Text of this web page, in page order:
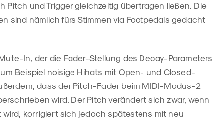
Pitch und Trigger gleichzeitig übertragen ließen. Die
sind nämlich fürs Stimmen via Footpedals gedacht
In, der die Fader-Stellung des Decay-Parameters
Beispiel noisige Hihats mit Open- und Closed-
dass der Pitch-Fader beim MIDI-Modus-2
wird. Der Pitch verändert sich zwar, wenn
korrigiert sich jedoch spätestens mit neu